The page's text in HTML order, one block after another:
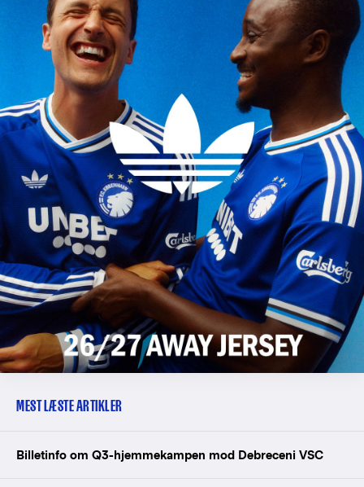
MEST LÆSTE ARTIKLER
Billetinfo om Q3-hjemmekampen mod Debreceni VSC